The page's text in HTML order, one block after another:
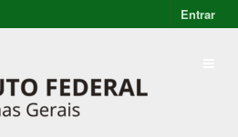
Entrar